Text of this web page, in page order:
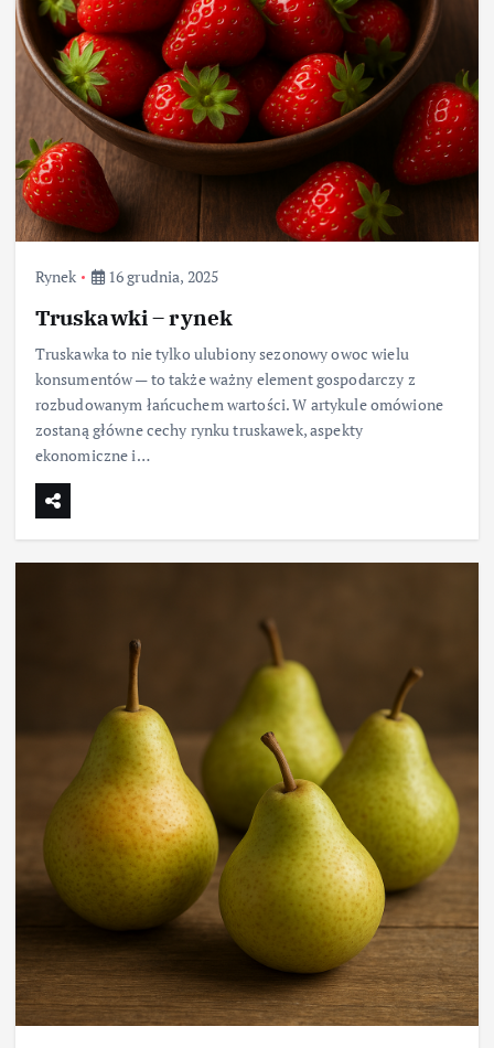
Rynek 16 grudnia, 2025
Truskawki – rynek
Truskawka to nie tylko ulubiony sezonowy owoc wielu
konsumentów — to także ważny element gospodarczy z
rozbudowanym łańcuchem wartości. W artykule omówione
zostaną główne cechy rynku truskawek, aspekty
ekonomiczne i…